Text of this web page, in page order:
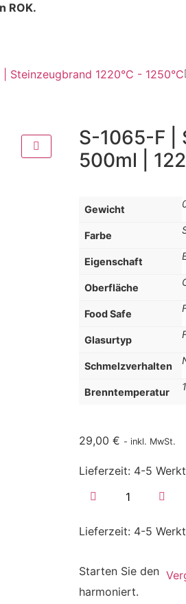
ROK.
Steinzeugbrand 1220°C - 1250°C
S-1065-F |
500ml |
Gewicht
Farbe
Eigenschaft
Oberfläche
Food Safe
Glasurtyp
Schmelzverhalten
Brenntemperatur
29,00 € - inkl. MwSt.
Lieferzeit: 4-5
Lieferzeit: 4-5
Starten Sie den
harmoniert.